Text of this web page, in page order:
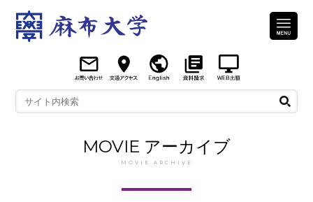
MOVIE アーカイブ
MOVIE ARCHIVE